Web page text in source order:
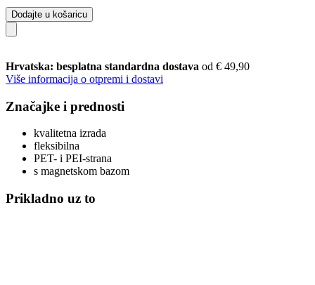
Dodajte u košaricu
Hrvatska: besplatna standardna dostava od € 49,90
Više informacija o otpremi i dostavi
Značajke i prednosti
kvalitetna izrada
fleksibilna
PET- i PEI-strana
s magnetskom bazom
Prikladno uz to